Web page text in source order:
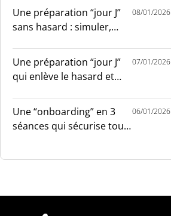
Une préparation “jour J”
sans hasard : simuler,
08/01/2026
Une préparation “jour J”
qui enlève le hasard et
07/01/2026
Une “onboarding” en 3
séances qui sécurise tout
06/01/2026